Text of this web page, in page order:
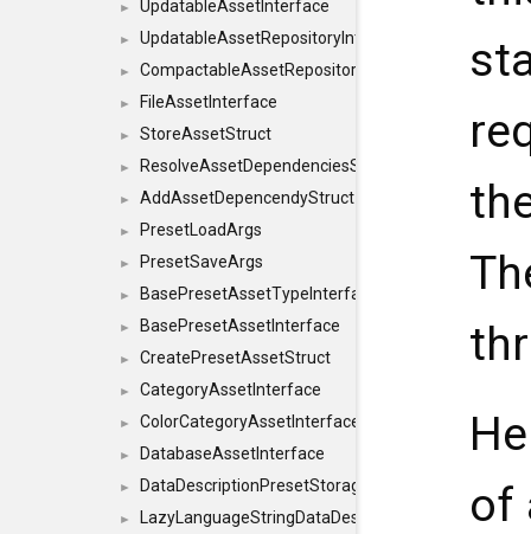
► UpdatableAssetInterface
► UpdatableAssetRepositoryInterface
► CompactableAssetRepositoryInterface
► FileAssetInterface
► StoreAssetStruct
► ResolveAssetDependenciesStruct
► AddAssetDepencendyStruct
► PresetLoadArgs
► PresetSaveArgs
► BasePresetAssetTypeInterface
► BasePresetAssetInterface
► CreatePresetAssetStruct
► CategoryAssetInterface
► ColorCategoryAssetInterface
► DatabaseAssetInterface
► DataDescriptionPresetStorageInterface
►
of